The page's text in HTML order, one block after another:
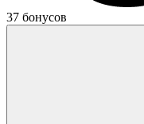
37 бонусов